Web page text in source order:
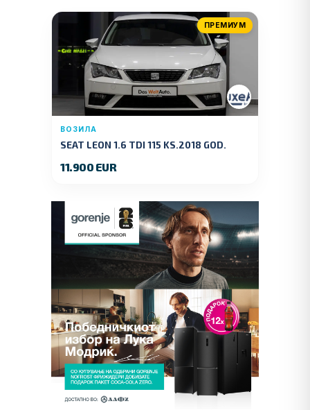
ПРЕМИУМ
ВОЗИЛА
SEAT LEON 1.6 TDI 115 KS.2018 GOD.
11.900 EUR